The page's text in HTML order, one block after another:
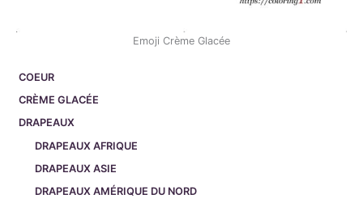
COEUR
CRÈME GLACÉE
DRAPEAUX
DRAPEAUX AFRIQUE
DRAPEAUX ASIE
DRAPEAUX AMÉRIQUE DU NORD
Emoji Crème Glacée